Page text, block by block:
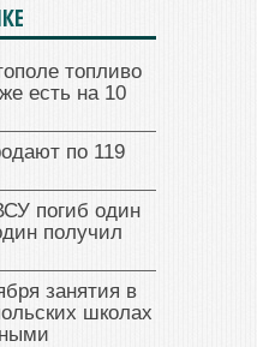
топливо
есть на 10
по 119
погиб один
получил
занятия в
школах